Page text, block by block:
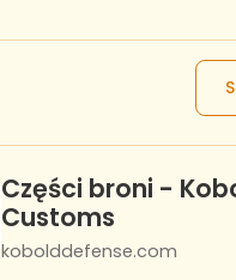
Części broni -
Customs
kobolddefense.com